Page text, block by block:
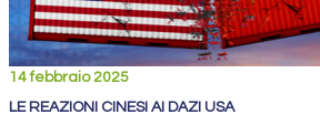
14 febbraio 2025
LE REAZIONI CINESI AI DAZI USA